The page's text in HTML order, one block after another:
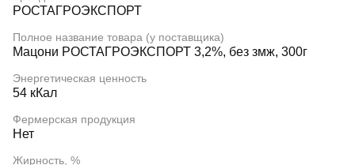
РОСТАГРОЭКСПОРТ
Полное название товара (у поставщика)
Мацони РОСТАГРОЭКСПОРТ 3,2%, без змж, 300г
Энергетическая ценность
54 кКал
Фермерская продукция
Нет
Жирность, %